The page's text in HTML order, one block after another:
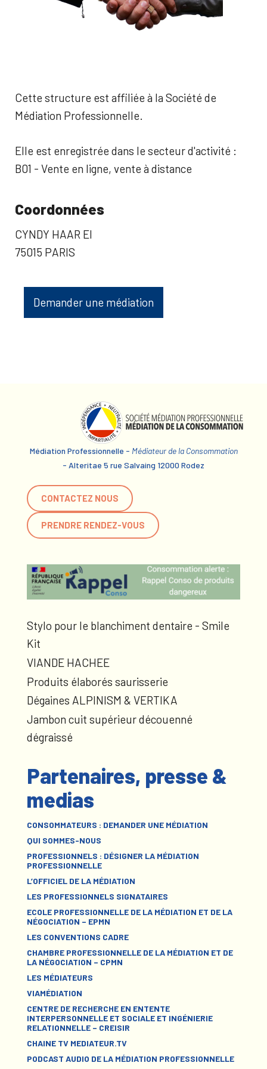
Cette structure est affiliée à la Société de
Médiation Professionnelle.
Elle est enregistrée dans le secteur d'activité :
B01 - Vente en ligne, vente à distance
Coordonnées
CYNDY HAAR EI
75015 PARIS
Demander une médiation
Médiation Professionnelle - Médiateur de la Consommation
- Alteritae 5 rue Salvaing 12000 Rodez
CONTACTEZ NOUS
PRENDRE RENDEZ-VOUS
Stylo pour le blanchiment dentaire - Smile
Kit
VIANDE HACHEE
Produits élaborés saurisserie
Dégaines ALPINISM & VERTIKA
Jambon cuit supérieur découenné
dégraissé
Partenaires, presse &
medias
CONSOMMATEURS : DEMANDER UNE MÉDIATION
QUI SOMMES-NOUS
PROFESSIONNELS : DÉSIGNER LA MÉDIATION
PROFESSIONNELLE
L’OFFICIEL DE LA MÉDIATION
LES PROFESSIONNELS SIGNATAIRES
ECOLE PROFESSIONNELLE DE LA MÉDIATION ET DE LA
NÉGOCIATION – EPMN
LES CONVENTIONS CADRE
CHAMBRE PROFESSIONNELLE DE LA MÉDIATION ET DE
LA NÉGOCIATION – CPMN
LES MÉDIATEURS
VIAMÉDIATION
CENTRE DE RECHERCHE EN ENTENTE
INTERPERSONNELLE ET SOCIALE ET INGÉNIERIE
RELATIONNELLE – CREISIR
CHAINE TV MEDIATEUR.TV
PODCAST AUDIO DE LA MÉDIATION PROFESSIONNELLE